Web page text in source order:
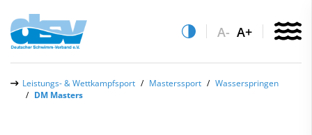
A- A+
Leistungs- & Wettkampfsport Masterssport
Wasserspringen
DM Masters
Über uns